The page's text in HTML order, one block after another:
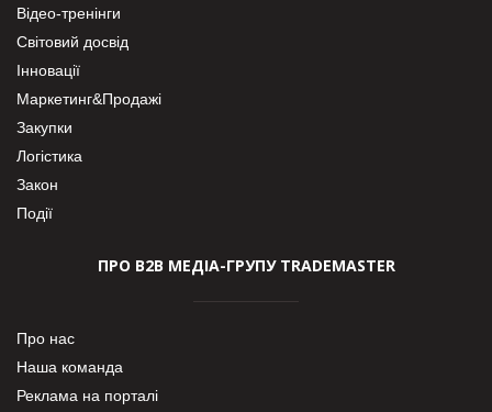
Відео-тренінги
Світовий досвід
Інновації
Маркетинг&Продажі
Закупки
Логістика
Закон
Події
ПРО В2В МЕДІА-ГРУПУ TRADEMASTER
Про нас
Наша команда
Реклама на порталі